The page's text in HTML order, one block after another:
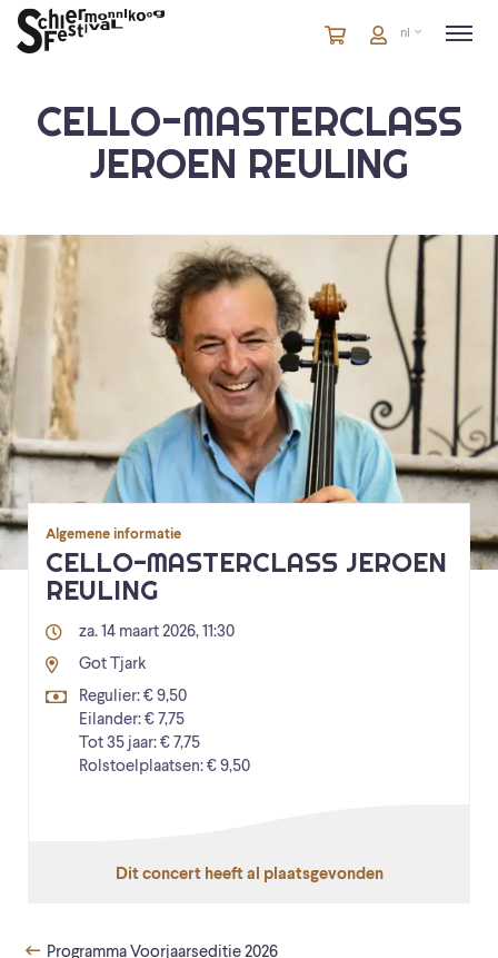
Winkelmandje
artikelen
Account
nl
CELLO-MASTERCLASS
JEROEN REULING
Algemene informatie
CELLO-MASTERCLASS JEROEN
REULING
za. 14 maart 2026, 11:30
Got Tjark
Regulier: € 9,50
Eilander: € 7,75
Tot 35 jaar: € 7,75
Rolstoelplaatsen: € 9,50
Dit concert heeft al plaatsgevonden
Programma Voorjaarseditie 2026